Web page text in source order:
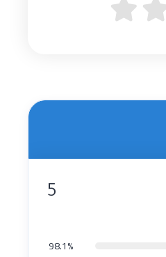
5
98.1%